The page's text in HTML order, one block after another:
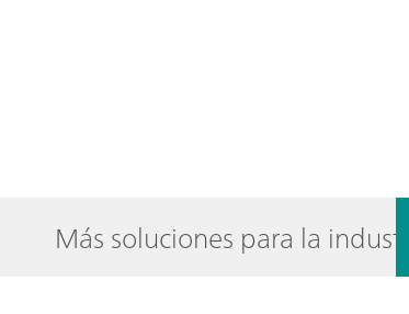
Más soluciones para la industria